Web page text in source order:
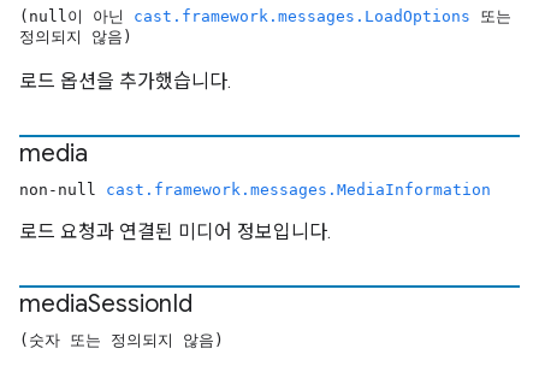
(null이 아닌 cast.framework.messages.LoadOptions 또는
정의되지 않음)
로드 옵션을 추가했습니다.
media
non-null cast.framework.messages.MediaInformation
로드 요청과 연결된 미디어 정보입니다.
mediaSessionId
(숫자 또는 정의되지 않음)